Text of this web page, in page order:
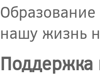
нашу жизнь
Поддержка